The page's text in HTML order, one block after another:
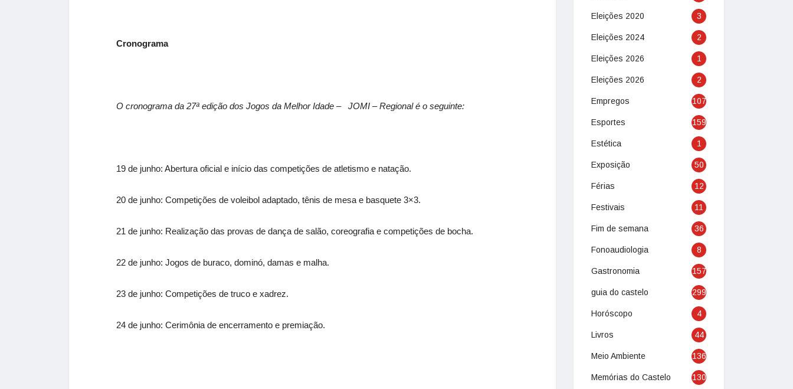
Cronograma
O cronograma da 27ª edição dos Jogos da Melhor Idade – JOMI – Regional é o seguinte:
19 de junho: Abertura oficial e início das competições de atletismo e natação.
20 de junho: Competições de voleibol adaptado, tênis de mesa e basquete 3×3.
21 de junho: Realização das provas de dança de salão, coreografia e competições de bocha.
22 de junho: Jogos de buraco, dominó, damas e malha.
23 de junho: Competições de truco e xadrez.
24 de junho: Cerimônia de encerramento e premiação.
Eleições 2020 3
Eleições 2024 2
Eleições 2026 1
Eleições 2026 2
Empregos 107
Esportes 159
Estética 1
Exposição 50
Férias 12
Festivais 11
Fim de semana 36
Fonoaudiologia 8
Gastronomia 157
guia do castelo 299
Horóscopo 4
Livros 44
Meio Ambiente 136
Memórias do Castelo 130